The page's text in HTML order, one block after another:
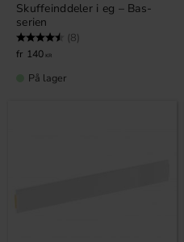
Skuffeinddeler i eg – Bas-
serien
Vurdering: (8)
140 KR
På lager